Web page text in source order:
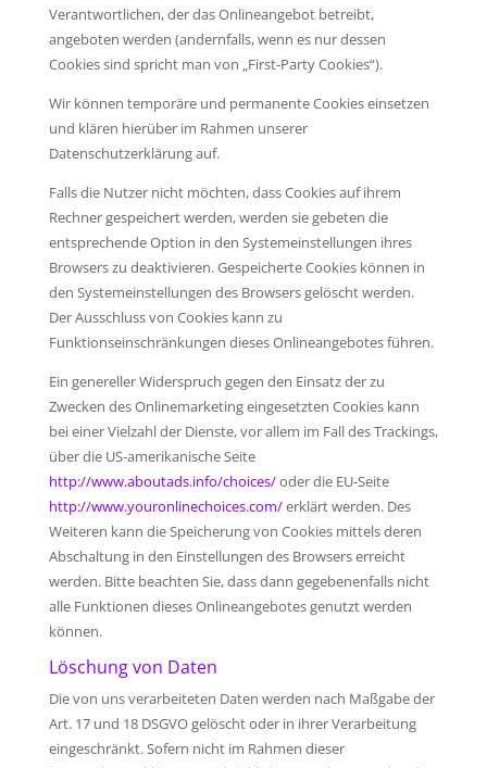
Verantwortlichen, der das Onlineangebot betreibt,
angeboten werden (andernfalls, wenn es nur dessen
Cookies sind spricht man von „First-Party Cookies“).
Wir können temporäre und permanente Cookies einsetzen
und klären hierüber im Rahmen unserer
Datenschutzerklärung auf.
Falls die Nutzer nicht möchten, dass Cookies auf ihrem
Rechner gespeichert werden, werden sie gebeten die
entsprechende Option in den Systemeinstellungen ihres
Browsers zu deaktivieren. Gespeicherte Cookies können in
den Systemeinstellungen des Browsers gelöscht werden.
Der Ausschluss von Cookies kann zu
Funktionseinschränkungen dieses Onlineangebotes führen.
Ein genereller Widerspruch gegen den Einsatz der zu
Zwecken des Onlinemarketing eingesetzten Cookies kann
bei einer Vielzahl der Dienste, vor allem im Fall des Trackings,
über die US-amerikanische Seite
http://www.aboutads.info/choices/oder die EU-Seite
http://www.youronlinechoices.com/erklärt werden. Des
Weiteren kann die Speicherung von Cookies mittels deren
Abschaltung in den Einstellungen des Browsers erreicht
werden. Bitte beachten Sie, dass dann gegebenenfalls nicht
alle Funktionen dieses Onlineangebotes genutzt werden
können.
Löschung von Daten
Die von uns verarbeiteten Daten werden nach Maßgabe der
Art. 17 und 18 DSGVO gelöscht oder in ihrer Verarbeitung
eingeschränkt. Sofern nicht im Rahmen dieser